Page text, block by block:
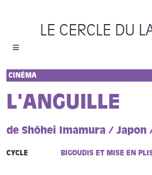
LE CERCLE DU
Toggle
Accueil
Cycles
Programme
CINÉMA
L'ANGUILLE
de Shôhei Imamura / Japon
CYCLE BIGOUDIS ET MISE EN